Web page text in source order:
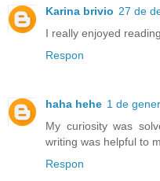
Karina brivio 27 de
I really enjoyed
Respon
haha hehe 1 de
My curiosity was
writing was helpful to
Respon